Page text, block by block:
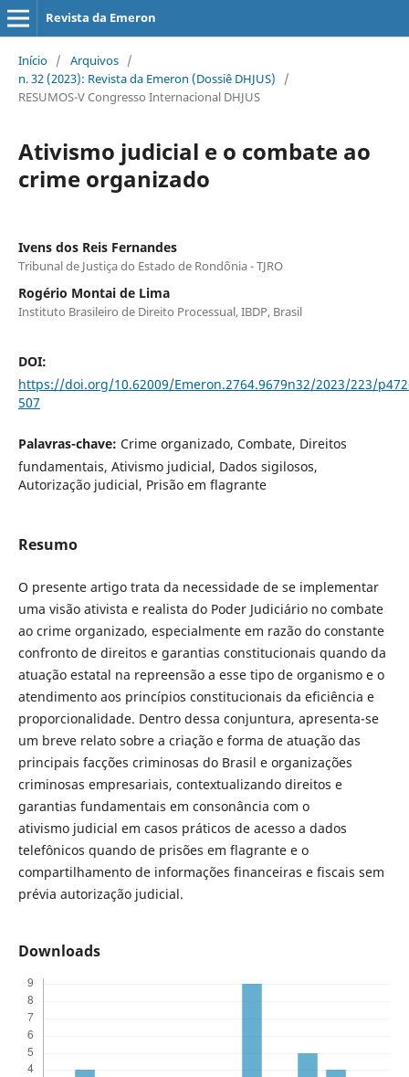
Revista da Emeron
Início / Arquivos /
n. 32 (2023): Revista da Emeron (Dossiê DHJUS)
/
RESUMOS-V Congresso Internacional DHJUS
Ativismo judicial e o combate ao
crime organizado
Ivens dos Reis Fernandes
Tribunal de Justiça do Estado de Rondônia - TJRO
Rogério Montai de Lima
Instituto Brasileiro de Direito Processual, IBDP, Brasil
DOI:
https://doi.org/10.62009/Emeron.2764.9679n32/2023/223/
507
Palavras-chave: Crime organizado, Combate, Direitos
fundamentais, Ativismo judicial, Dados sigilosos,
Autorização judicial, Prisão em flagrante
Resumo
O presente artigo trata da necessidade de se implementar
uma visão ativista e realista do Poder Judiciário no combate
ao crime organizado, especialmente em razão do constante
confronto de direitos e garantias constitucionais quando da
atuação estatal na repreensão a esse tipo de organismo e o
atendimento aos princípios constitucionais da eficiência e
proporcionalidade. Dentro dessa conjuntura, apresenta-se
um breve relato sobre a criação e forma de atuação das
principais facções criminosas do Brasil e organizações
criminosas empresariais, contextualizando direitos e
garantias fundamentais em consonância com o
ativismo judicial em casos práticos de acesso a dados
telefônicos quando de prisões em flagrante e o
compartilhamento de informações financeiras e fiscais sem
prévia autorização judicial.
Downloads